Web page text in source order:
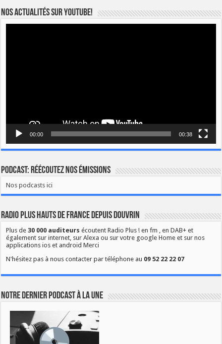
Nos actualités sur YOUTUBE!
00:00 00:38
Podcast: Réécoutez nos émissions
Nos podcasts ici
Radio Plus Hauts de France depuis Douvrin
Plus de30 000 auditeurs écoutent Radio Plus ! en fm , en DAB+ et
également sur internet, sur Alexa ou sur votre google Home et sur nos
applications ios et android Merci
N'hésitez pas à nous contacter par téléphone au 09 52 22 22 07
Notre dernier podcast à la une